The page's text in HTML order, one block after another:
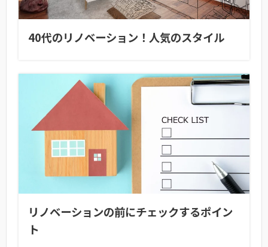
40代のリノベーション！人気のスタイル
リノベーションの前にチェックするポイン
ト